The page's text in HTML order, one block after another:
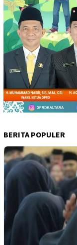
BERITA POPULER